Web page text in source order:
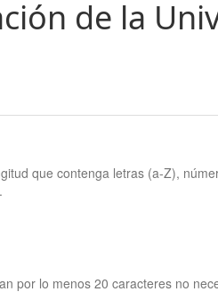
de la
que contenga letras (a-Z),
por lo menos 20 caracteres no